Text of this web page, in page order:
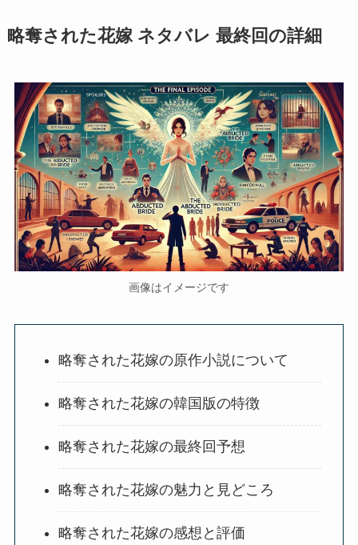
略奪された花嫁 ネタバレ 最終回の詳細
画像はイメージです
略奪された花嫁の原作小説について
略奪された花嫁の韓国版の特徴
略奪された花嫁の最終回予想
略奪された花嫁の魅力と見どころ
略奪された花嫁の感想と評価